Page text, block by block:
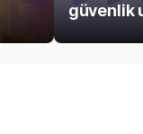
güvenlik